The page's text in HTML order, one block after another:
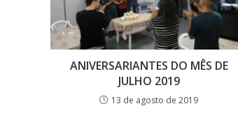
ANIVERSARIANTES DO MÊS DE
JULHO 2019
13 de agosto de 2019